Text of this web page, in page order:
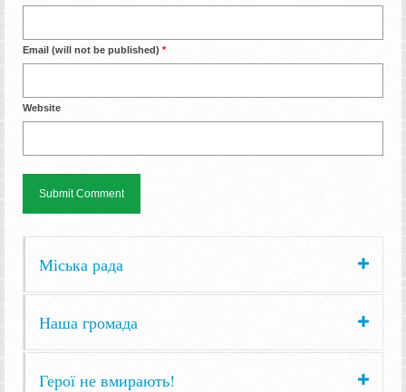
Email (will not be published) *
Website
Міська рада
Наша громада
Герої не вмирають!